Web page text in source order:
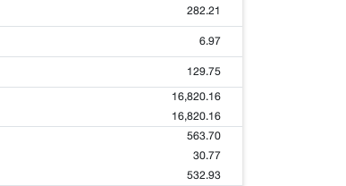
282.21
6.97
129.75
16,820.16
16,820.16
563.70
30.77
532.93